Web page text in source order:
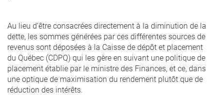
Au lieu d’être consacrées directement à la diminution de la
dette, les sommes générées par ces différentes sources de
revenus sont déposées à la Caisse de dépôt et placement
du Québec (CDPQ) qui les gère en suivant une politique de
placement établie par le ministre des Finances, et ce, dans
une optique de maximisation du rendement plutôt que de
réduction des intérêts.